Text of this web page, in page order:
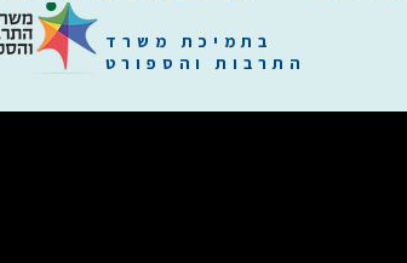
בתמיכת משרד
התרבות והספורט